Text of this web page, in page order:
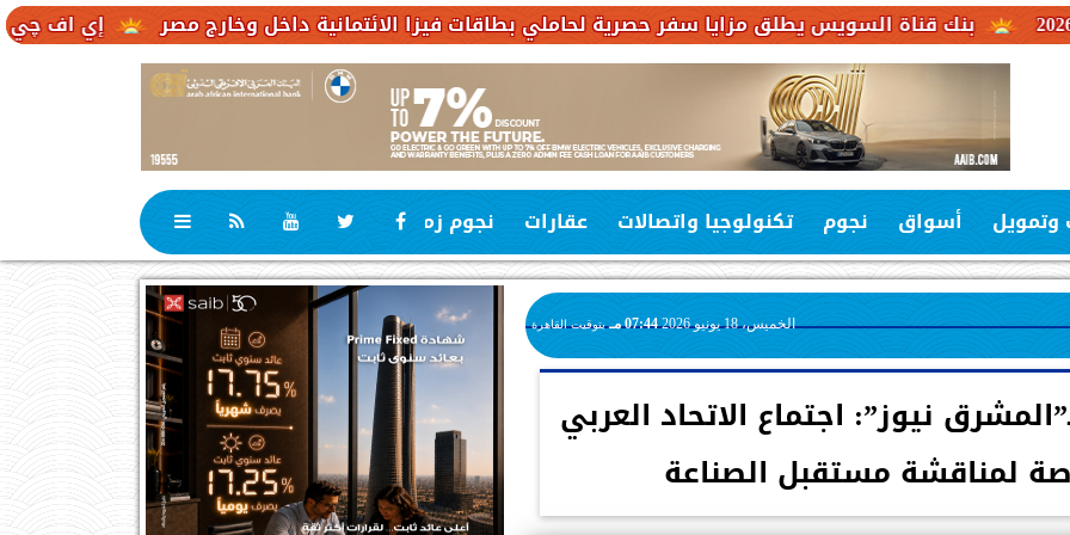
إي اف چي فاينانس السويس يطلق مزايا سفر حصرية لحاملي بطاقات فيزا الائتمانية داخل وخارج مصر
وتمويل أسواق نجوم تكنولوجيا واتصالات عقارات نجوم زمان رياضة
الخميس، 18 يونيو 2026 07:44 مـ بتوقيت القاهرة
نيوز”: اجتماع الاتحاد العربي
لمناقشة مستقبل الصناعة